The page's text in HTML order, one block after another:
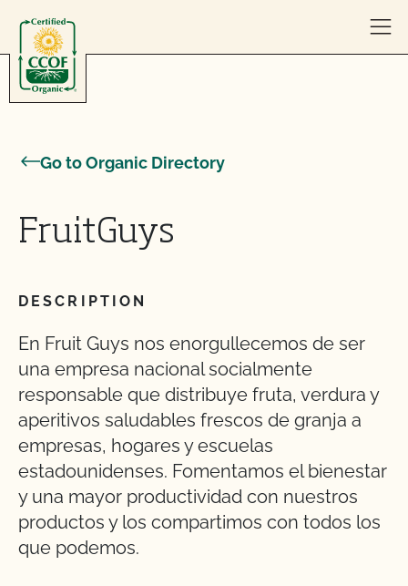
Go to Organic Directory
FruitGuys
DESCRIPTION
En Fruit Guys nos enorgullecemos de ser
una empresa nacional socialmente
responsable que distribuye fruta, verdura y
aperitivos saludables frescos de granja a
empresas, hogares y escuelas
estadounidenses. Fomentamos el bienestar
y una mayor productividad con nuestros
productos y los compartimos con todos los
que podemos.